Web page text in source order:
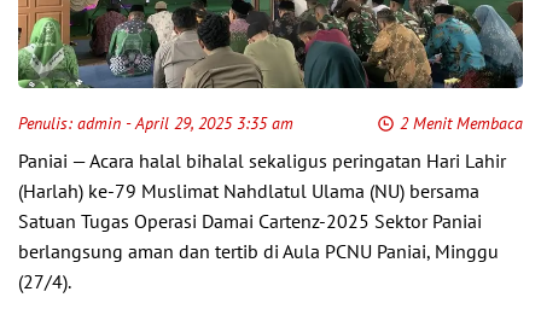
Penulis: admin - April 29, 2025 3:35 am 2 Menit Membaca
Paniai — Acara halal bihalal sekaligus peringatan Hari Lahir
(Harlah) ke-79 Muslimat Nahdlatul Ulama (NU) bersama
Satuan Tugas Operasi Damai Cartenz-2025 Sektor Paniai
berlangsung aman dan tertib di Aula PCNU Paniai, Minggu
(27/4).